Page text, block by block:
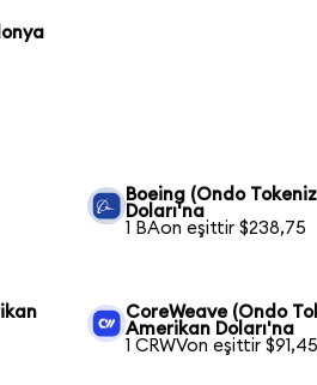
Boeing (Ondo
Doları'na
1 BAon eşittir $238,75
CoreWeave (Ondo
Amerikan Doları'na
1 CRWVon eşittir $91,45